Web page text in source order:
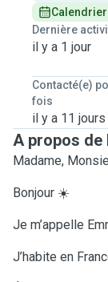
Dernière
il y a 1 jour
Contacté(e)
fois
il y a 11 jours
A propos de
Madame,
Bonjour ☀️
Je m’appelle
J’habite en